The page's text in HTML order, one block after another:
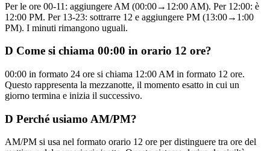
Per le ore 00-11: aggiungere AM (00:00→12:00 AM). Per 12:00: è
12:00 PM. Per 13-23: sottrarre 12 e aggiungere PM (13:00→1:00
PM). I minuti rimangono uguali.
D Come si chiama 00:00 in orario 12 ore?
00:00 in formato 24 ore si chiama 12:00 AM in formato 12 ore.
Questo rappresenta la mezzanotte, il momento esatto in cui un
giorno termina e inizia il successivo.
D Perché usiamo AM/PM?
AM/PM si usa nel formato orario 12 ore per distinguere tra ore del